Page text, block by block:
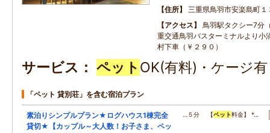
住所
三重県鳥羽市安楽島町
アクセス
鳥羽駅タクシー7分
重交通鳥羽バスターミナルより小
村下車（￥２９０）
サービス ペット OK(有料)・ケージ
「ペット 貸別荘」を含む宿泊プラン
素泊りシンプルプラン★ログハウス1棟完全
貸切★【カップル～大人数！お子さま、ペッ
…５分 【ペット料金】 *…